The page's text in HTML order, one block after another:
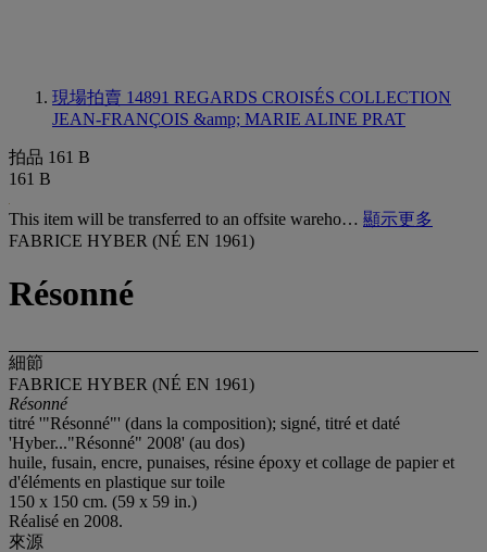
現場拍賣 14891 REGARDS CROISÉS COLLECTION
JEAN-FRANÇOIS &amp; MARIE ALINE PRAT
拍品 161 B
161 B
This item will be transferred to an offsite wareho… 顯示更多
FABRICE HYBER (NÉ EN 1961)
Résonné
細節
FABRICE HYBER (NÉ EN 1961)
Résonné
titré '"Résonné"' (dans la composition); signé, titré et daté
'Hyber..."Résonné" 2008' (au dos)
huile, fusain, encre, punaises, résine époxy et collage de papier et
d'éléments en plastique sur toile
150 x 150 cm. (59 x 59 in.)
Réalisé en 2008.
來源